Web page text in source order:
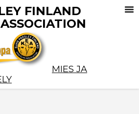
FINLAND
MIES JA